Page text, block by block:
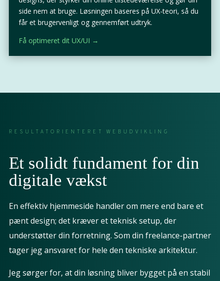
side nem at bruge. Løsningen baseres på UX-teori, så du
får et brugervenligt og gennemført udtryk.
Få optimeret dit UX/UI →
RESULTATORIENTERET WEBUDVIKLING
Et solidt fundament for din
digitale vækst
En effektiv hjemmeside handler om mere end bare et
pænt design; det kræver et teknisk setup, der
understøtter din forretning. Som din freelance-partner
tager jeg ansvaret for hele den tekniske arkitektur.
Jeg sørger for, at din løsning bliver bygget på en stabil